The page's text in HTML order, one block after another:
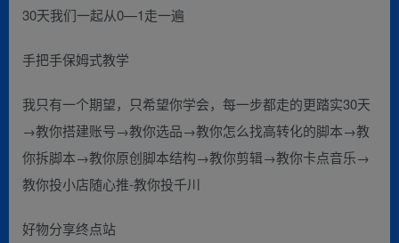
30天我们一起从0—1走一遍
手把手保姆式教学
我只有一个期望，只希望你学会，每一步都走的更踏实30天
→教你搭建账号→教你选品→教你怎么找高转化的脚本→教
你拆脚本→教你原创脚本结构→教你剪辑→教你卡点音乐→
教你投小店随心推-教你投千川
好物分享终点站